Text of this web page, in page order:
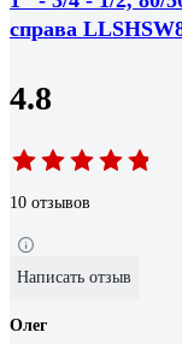
справа
4.8
10 отзывов
Написать отзыв
Олег